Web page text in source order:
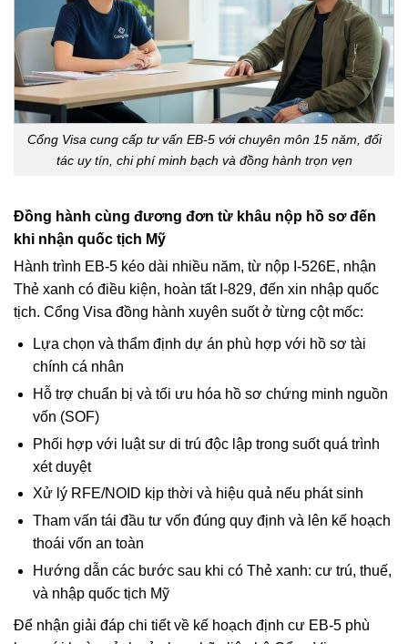
Cổng Visa cung cấp tư vấn EB-5 với chuyên môn 15 năm, đối
tác uy tín, chi phí minh bạch và đồng hành trọn vẹn
Đồng hành cùng đương đơn từ khâu nộp hồ sơ đến
khi nhận quốc tịch Mỹ
Hành trình EB-5 kéo dài nhiều năm, từ nộp I-526E, nhận
Thẻ xanh có điều kiện, hoàn tất I-829, đến xin nhập quốc
tịch. Cổng Visa đồng hành xuyên suốt ở từng cột mốc:
Lựa chọn và thẩm định dự án phù hợp với hồ sơ tài
chính cá nhân
Hỗ trợ chuẩn bị và tối ưu hóa hồ sơ chứng minh nguồn
vốn (SOF)
Phối hợp với luật sư di trú độc lập trong suốt quá trình
xét duyệt
Xử lý RFE/NOID kịp thời và hiệu quả nếu phát sinh
Tham vấn tái đầu tư vốn đúng quy định và lên kế hoạch
thoái vốn an toàn
Hướng dẫn các bước sau khi có Thẻ xanh: cư trú, thuế,
và nhập quốc tịch Mỹ
Để nhận giải đáp chi tiết về kế hoạch định cư EB-5 phù